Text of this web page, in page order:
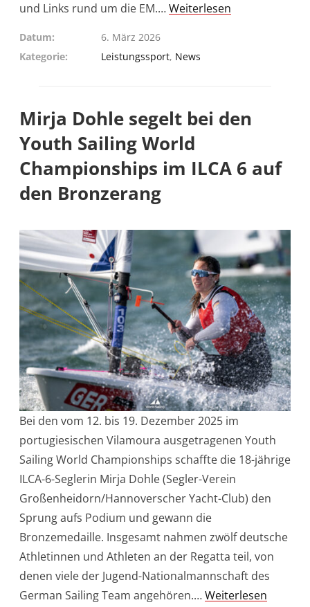
und Links rund um die EM.…Weiterlesen
Datum
6. März 2026
Kategorie
Leistungssport, News
Mirja Dohle segelt bei den
Youth Sailing World
Championships im ILCA 6 auf
den Bronzerang
Bei den vom 12. bis 19. Dezember 2025 im
portugiesischen Vilamoura ausgetragenen Youth
Sailing World Championships schaffte die 18-jährige
ILCA-6-Seglerin Mirja Dohle (Segler-Verein
Großenheidorn/Hannoverscher Yacht-Club) den
Sprung aufs Podium und gewann die
Bronzemedaille. Insgesamt nahmen zwölf deutsche
Athletinnen und Athleten an der Regatta teil, von
denen viele der Jugend-Nationalmannschaft des
German Sailing Team angehören.…Weiterlesen